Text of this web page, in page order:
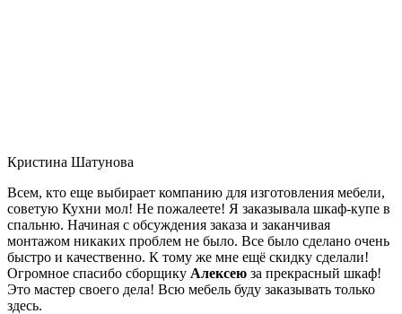
Кристина Шатунова
Всем, кто еще выбирает компанию для изготовления мебели,
советую Кухни мол! Не пожалеете! Я заказывала шкаф-купе в
спальню. Начиная с обсуждения заказа и заканчивая
монтажом никаких проблем не было. Все было сделано очень
быстро и качественно. К тому же мне ещё скидку сделали!
Огромное спасибо сборщику Алексею за прекрасный шкаф!
Это мастер своего дела! Всю мебель буду заказывать только
здесь.